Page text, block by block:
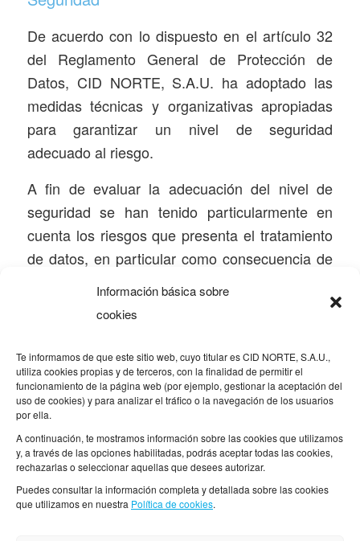
Información básica sobre
cookies
Te informamos de que este sitio web, cuyo titular es CID NORTE, S.A.U.,
utiliza cookies propias y de terceros, con la finalidad de permitir el
funcionamiento de la página web (por ejemplo, gestionar la aceptación del
uso de cookies) y para analizar el tráfico o la navegación de los usuarios
por ella.
A continuación, te mostramos información sobre las cookies que utilizamos
y, a través de las opciones habilitadas, podrás aceptar todas las cookies,
rechazarlas o seleccionar aquellas que desees autorizar.
Puedes consultar la información completa y detallada sobre las cookies
que utilizamos en nuestra Política de cookies.
De acuerdo con lo dispuesto en el artículo 32
del Reglamento General de Protección de
Datos, CID NORTE, S.A.U. ha adoptado las
medidas técnicas y organizativas apropiadas
para garantizar un nivel de seguridad
adecuado al riesgo.
A fin de evaluar la adecuación del nivel de
seguridad se han tenido particularmente en
cuenta los riesgos que presenta el tratamiento
de datos, en particular como consecuencia de
ilícita de datos personales transmitidos,
comunicación o acceso no autorizado a dichos
datos.
Deber de secreto
CID NORTE, S.A.U. ha adoptado medidas para
garantizar que cualquier persona que actúe
bajo su respectiva autoridad y tenga acceso a